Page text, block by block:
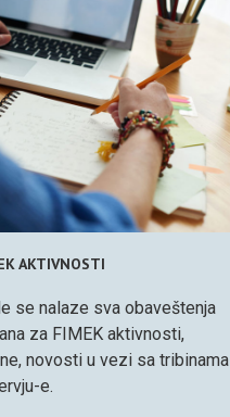
AKTIVNOSTI
se nalaze sva obaveštenja
za FIMEK aktivnosti,
novosti u vezi sa tribinama
e.